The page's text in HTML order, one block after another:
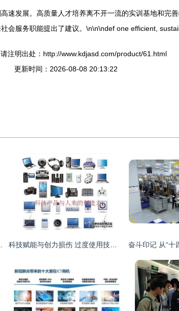
速发展。高质量人才培养离不开一流的实训基地和完
会服务职能提出了建议。\n\n\ndef one efficient,
注明出处：http://www.kdjasd.com/product/61.html
更新时间：2026-08-08 20:13:22